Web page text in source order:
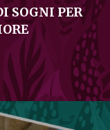
SOGNI PER